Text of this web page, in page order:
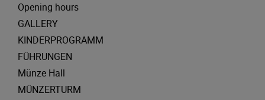
Opening hours
GALLERY
KINDERPROGRAMM
FÜHRUNGEN
Münze Hall
MÜNZERTURM